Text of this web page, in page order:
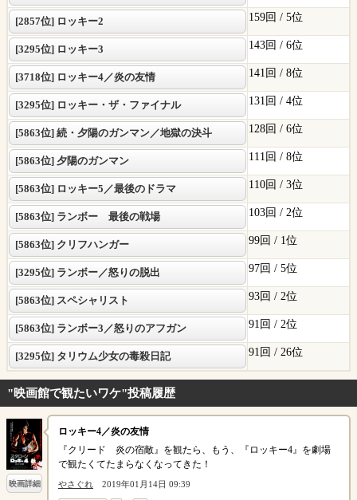
[2857位] ロッキー2 159回 / 5位
[3295位] ロッキー3 143回 / 6位
[3718位] ロッキー4／炎の友情 141回 / 8位
[3295位] ロッキー・ザ・ファイナル 131回 / 4位
[5863位] 続・夕陽のガンマン／地獄の決斗 128回 / 6位
[5863位] 夕陽のガンマン 111回 / 8位
[5863位] ロッキー5／最後のドラマ 110回 / 3位
[5863位] ランボー 最後の戦場 103回 / 2位
[5863位] クリフハンガー 99回 / 1位
[3295位] ランボー／怒りの脱出 97回 / 5位
[5863位] スペシャリスト 93回 / 2位
[5863位] ランボー3／怒りのアフガン 91回 / 2位
[3295位] タリウム少女の毒殺日記 91回 / 26位
"映画館で観たいワケ"投稿履歴
映画詳細
ロッキー4／炎の友情
『クリード 炎の宿敵』を観たら、もう、『ロッキー4』を劇場
で観たくてたまらなくなってきた！
やさぐれ 2019年01月14日 09:39